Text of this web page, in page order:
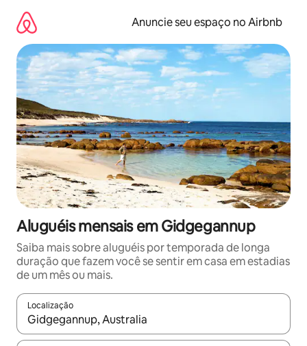
para
conteúdo
Anuncie seu espaço no Airbnb
Aluguéis mensais em Gidgegannup
Saiba mais sobre aluguéis por temporada de longa
duração que fazem você se sentir em casa em estadias
de um mês ou mais.
Localização
Quando os resultados estiverem disponíveis, explore-os